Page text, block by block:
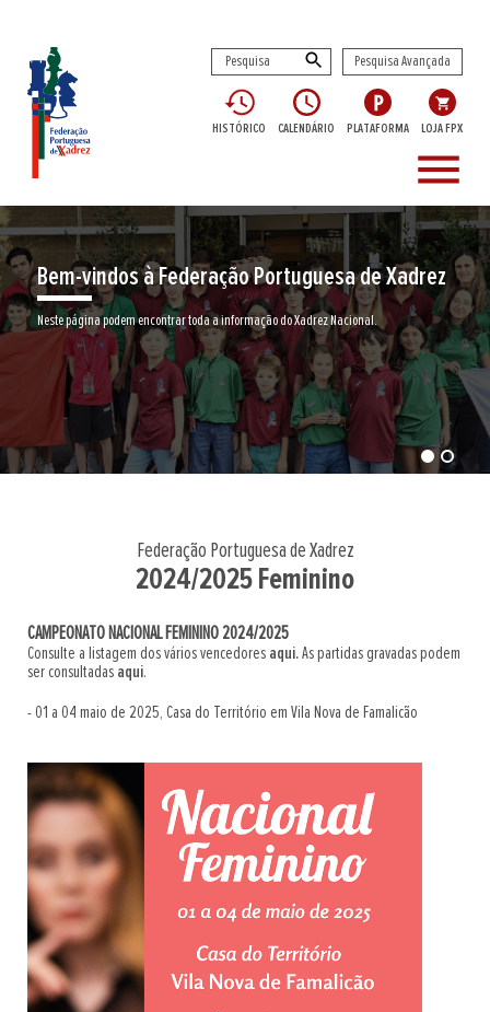
Pesquisa Avançada
HISTÓRICO CALENDÁRIO PLATAFORMA LOJA FPX
menu
Bem-vindos à Federação Portuguesa de Xadrez
Neste página podem encontrar toda a informação do Xadrez Nacional.
Federação Portuguesa de Xadrez
2024/2025 Feminino
CAMPEONATO NACIONAL FEMININO 2024/2025
Consulte a listagem dos vários vencedores aqui.As partidas gravadas podem
ser consultadas aqui.
- 01 a 04 maio de 2025, Casa do Território em Vila Nova de Famalicão